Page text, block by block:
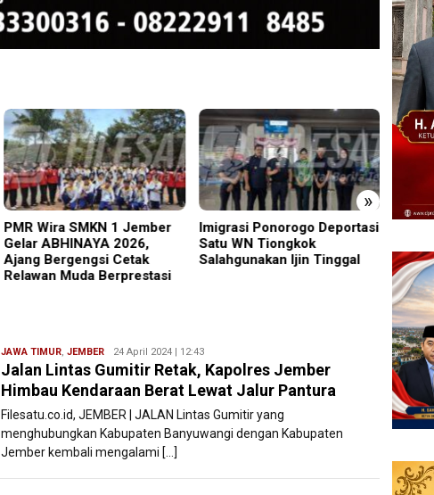
»
Imigrasi Ponorogo Deportasi
Satu WN Tiongkok
Salahgunakan Ijin Tinggal
19 Siswa Sakit Bersamaan,
Wartawan Sempat Terhalang
Masuk ke Ruang UGD
JAWA TIMUR, JEMBER Ryan
Karawang
24 April 2024 | 12:43
Jalan Lintas Gumitir Retak, Kapolres Jember
Himbau Kendaraan Berat Lewat Jalur Pantura
Filesatu.co.id, JEMBER | JALAN Lintas Gumitir yang
menghubungkan Kabupaten Banyuwangi dengan Kabupaten
Jember kembali mengalami […]